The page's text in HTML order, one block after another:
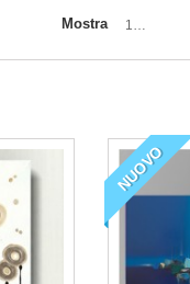
Mostra 100
NUOVO